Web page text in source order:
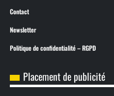
Contact
Newsletter
Politique de confidentialité – RGPD
Placement de publicité